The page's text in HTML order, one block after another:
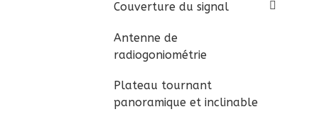
Couverture du signal
Antenne de
radiogoniométrie
Plateau tournant
panoramique et inclinable